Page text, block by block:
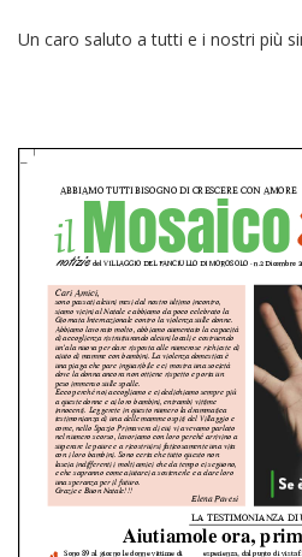
Un caro saluto a tutti e i nostri più